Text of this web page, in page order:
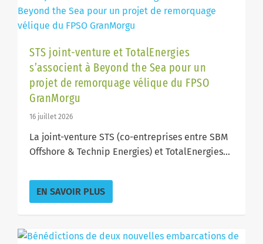
STS joint-venture et TotalEnergies
s’associent à Beyond the Sea pour un
projet de remorquage vélique du FPSO
GranMorgu
16 juillet 2026
La joint-venture STS (co-entreprises entre SBM
Offshore & Technip Energies) et TotalEnergies...
EN SAVOIR PLUS